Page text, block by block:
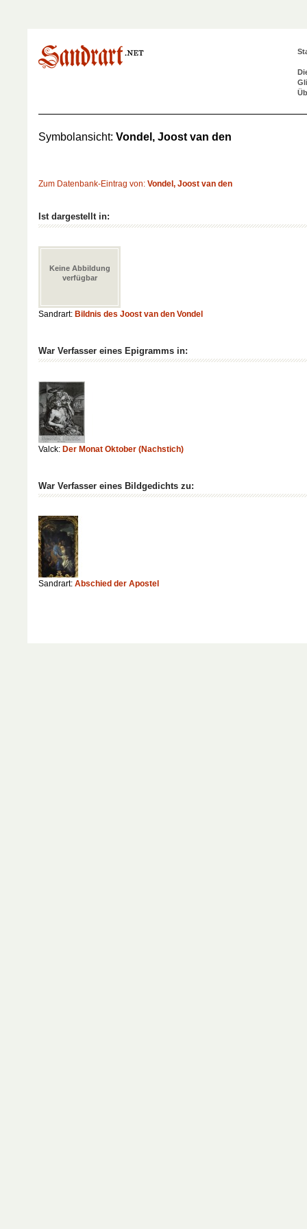
Symbolansicht: Vondel, Joost van den
Zum Datenbank-Eintrag von: Vondel, Joost van den
Ist dargestellt in:
Keine Abbildung
verfügbar
Sandrart: Bildnis des Joost van den Vondel
War Verfasser eines Epigramms in:
Valck: Der Monat Oktober (Nachstich)
War Verfasser eines Bildgedichts zu:
Sandrart: Abschied der Apostel